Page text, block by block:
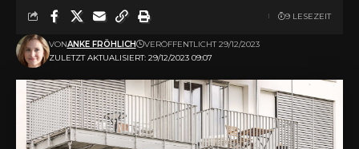
ZULETZT AKTUALISIERT: 29/12/2023 09:07
VONANKE FRÖHLICH VERÖFFENTLICHT 29/12/2023
9 LESEZEIT